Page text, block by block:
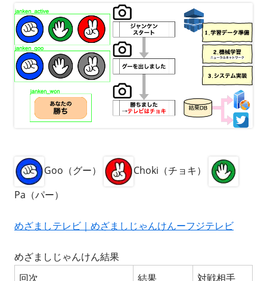
Goo（グー）
Choki（チョキ）
Pa（パー）
めざましテレビ｜めざましじゃんけんーフジテレビ
めざましじゃんけん結果
回次
結果 対戦相手